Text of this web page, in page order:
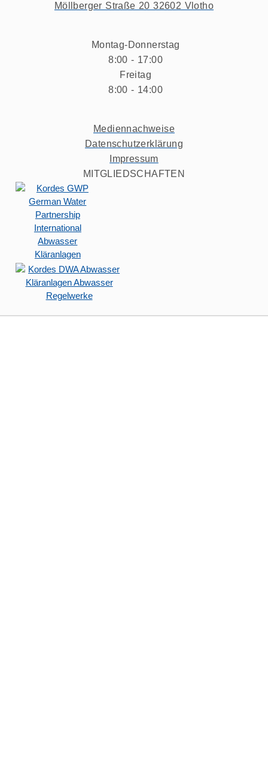
Möllberger Straße 20 32602 Vlotho
Montag-Donnerstag
8:00 - 17:00
Freitag
8:00 - 14:00
Mediennachweise
Datenschutzerklärung
Impressum
MITGLIEDSCHAFTEN